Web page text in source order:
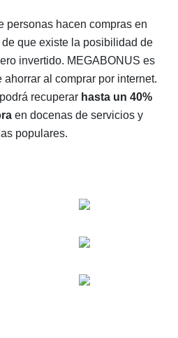
en AliExpress: formas
recuperar el dinero
AliExpress: lo imposible es
posible
en AliExpress: cómo
personas hacen compras en
que existe la posibilidad de
invertido. MEGABONUS es
al comprar por internet.
recuperar hasta un 40%
en docenas de servicios y
populares.